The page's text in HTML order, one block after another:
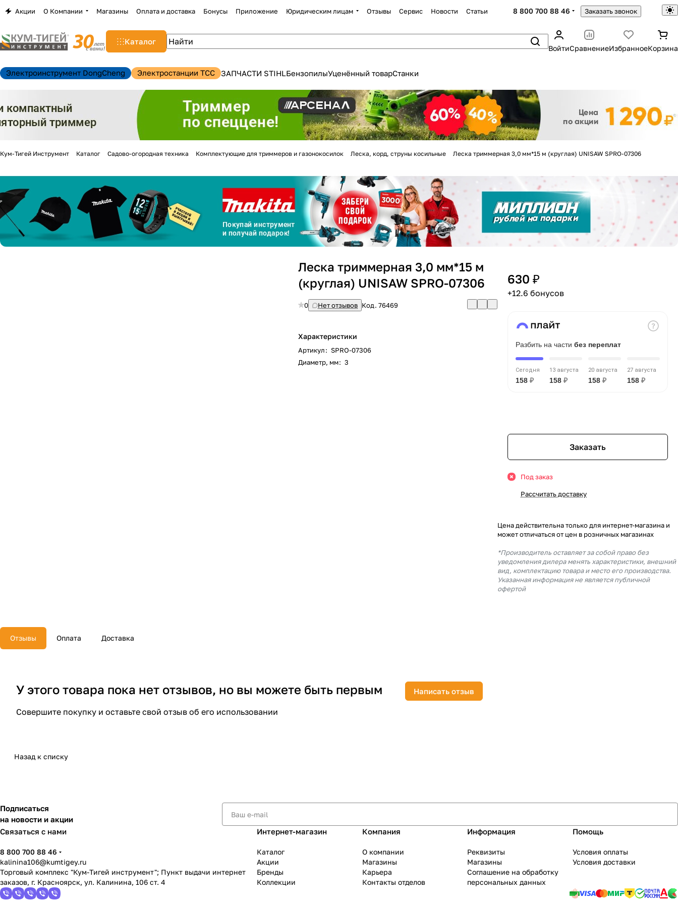
Акции О Компании Магазины Оплата и доставка Бонусы Приложение Юридическим лицам Отзывы Сервис Новости Статьи 8 800 700 88 46 Заказать звонок
Каталог
ВойтиСравнениеИзбранноеКорзина
Электроинструмент DongCheng Электростанции TCC ЗАПЧАСТИ STIHLБензопилыУценённый товарСтанки
Кум-Тигей Инструмент Каталог Садово-огородная техника Комплектующие для триммеров и газонокосилок Леска, корд, струны косильные Леска триммерная 3,0 мм*15 м (круглая) UNISAW SPRO-07306
Леска триммерная 3,0 мм*15 м
(круглая) UNISAW SPRO-07306
0 Нет отзывов Код.76469
Характеристики
Артикул: SPRO-07306
Диаметр, мм: 3
630 ₽
+12.6 бонусов
Разбить на части без переплат
Сегодня
158 ₽
13 августа
158 ₽
20 августа
158 ₽
27 августа
158 ₽
Заказать
Под заказ
Рассчитать доставку
Цена действительна только для интернет-магазина и
может отличаться от цен в розничных магазинах
*Производитель оставляет за собой право без
уведомления дилера менять характеристики, внешний
вид, комплектацию товара и место его производства.
Указанная информация не является публичной
офертой
Отзывы Оплата Доставка
У этого товара пока нет отзывов, но вы можете быть первым
Совершите покупку и оставьте свой отзыв об его использовании
Написать отзыв
Назад к списку
Подписаться
на новости и акции
Связаться с нами
8 800 700 88 46
kalinina106@kumtigey.ru
Торговый комплекс "Кум-Тигей инструмент"; Пункт выдачи интернет
заказов, г. Красноярск, ул. Калинина, 106 ст. 4
Интернет-магазин
Каталог
Акции
Бренды
Коллекции
Компания
О компании
Магазины
Карьера
Контакты отделов
Информация
Реквизиты
Магазины
Соглашение на обработку
персональных данных
Помощь
Условия оплаты
Условия доставки
Для клиентов всех банков
Разбейтеоплату
на частибез переплат
График платежей
Оплачивайте сегодня только